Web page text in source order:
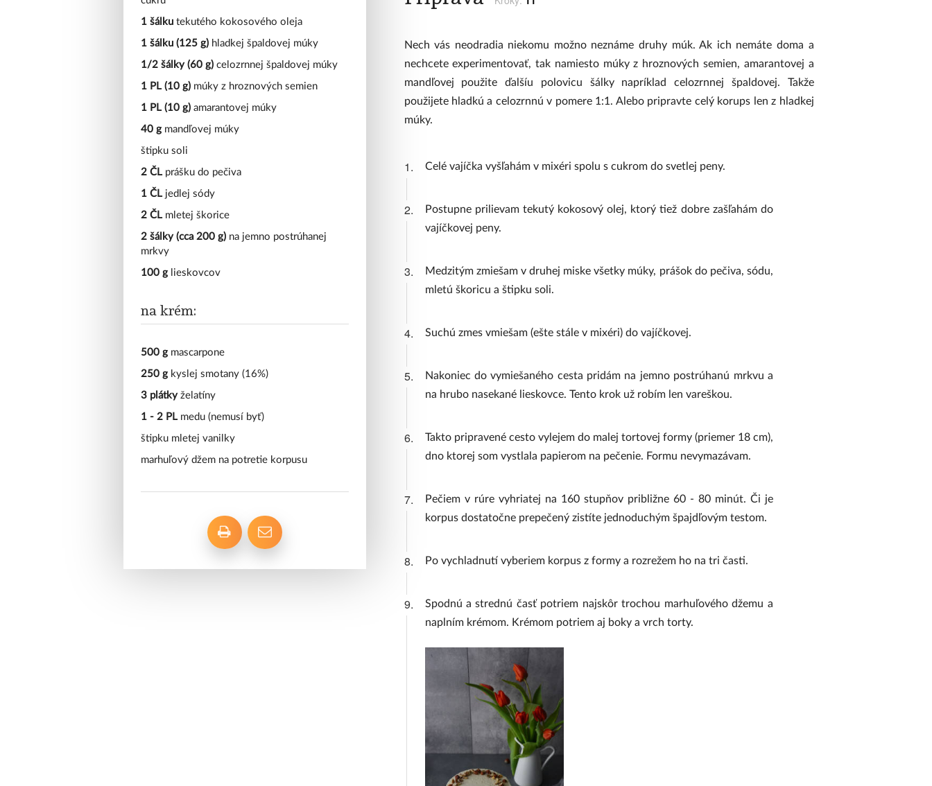
1 šálkutekutého kokosového oleja
1 šálku (125 g)hladkej špaldovej múky
1/2 šálky (60 g)celozrnnej špaldovej múky
1 PL (10 g)múky z hroznových semien
1 PL (10 g)amarantovej múky
40 gmandľovej múky
štipku soli
2 ČLprášku do pečiva
1 ČLjedlej sódy
2 ČLmletej škorice
2 šálky (cca 200 g)na jemno postrúhanej
mrkvy
100 glieskovcov
na krém:
500 gmascarpone
250 gkyslej smotany (16%)
3 plátkyželatíny
1 - 2 PLmedu (nemusí byť)
štipku mletej vanilky
marhuľový džem na potretie korpusu
Nech vás neodradia niekomu možno neznáme druhy múk. Ak ich nemáte doma a
nechcete experimentovať, tak namiesto múky z hroznových semien, amarantovej a
mandľovej použite ďalšíu polovicu šálky napríklad celozrnnej špaldovej. Takže
použijete hladkú a celozrnnú v pomere 1:1. Alebo pripravte celý korups len z hladkej
múky.
1. Celé vajíčka vyšľahám v mixéri spolu s cukrom do svetlej peny.
2.
Postupne prilievam tekutý kokosový olej, ktorý tiež dobre zašľahám do
vajíčkovej peny.
3.
Medzitým zmiešam v druhej miske všetky múky, prášok do pečiva, sódu,
mletú škoricu a štipku soli.
4. Suchú zmes vmiešam (ešte stále v mixéri) do vajíčkovej.
5.
Nakoniec do vymiešaného cesta pridám na jemno postrúhanú mrkvu a
na hrubo nasekané lieskovce. Tento krok už robím len vareškou.
6.
Takto pripravené cesto vylejem do malej tortovej formy (priemer 18 cm),
dno ktorej som vystlala papierom na pečenie. Formu nevymazávam.
7.
Pečiem v rúre vyhriatej na 160 stupňov približne 60 - 80 minút. Či je
korpus dostatočne prepečený zistíte jednoduchým špajdľovým testom.
8. Po vychladnutí vyberiem korpus z formy a rozrežem ho na tri časti.
9.
Spodnú a strednú časť potriem najskôr trochou marhuľového džemu a
naplním krémom. Krémom potriem aj boky a vrch torty.